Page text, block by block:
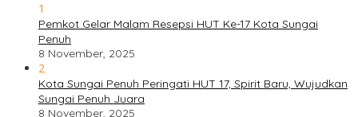
1
Pemkot Gelar Malam Resepsi HUT Ke-17 Kota Sungai
Penuh
8 November, 2025
2
Kota Sungai Penuh Peringati HUT 17, Spirit Baru, Wujudkan
Sungai Penuh Juara
8 November, 2025